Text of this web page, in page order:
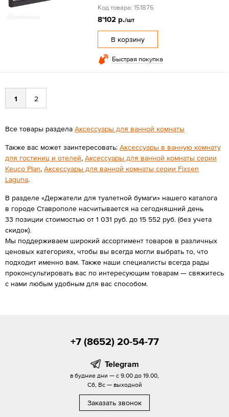
Код товара: 151876
8'102 р./шт
В корзину
Быстрая покупка
1 2
Все товары раздела Аксессуары для ванной комнаты
Также вас может заинтересовать: Аксессуары в ванную комнату
для гостиниц и отелей, Аксессуары для ванной комнаты серии
Keuco Plan, Аксессуары для ванной комнаты серии Fixsen
Laguna.
В разделе «Держатели для туалетной бумаги» нашего каталога
в городе Ставрополе насчитывается на сегодняшний день
33 позиции стоимостью от 1 031 руб. до 15 552 руб. (без учета
скидок).
Мы поддерживаем широкий ассортимент товаров в различных
ценовых категориях, чтобы вы всегда могли выбрать то, что
подходит именно вам. Также наши специалисты всегда рады
проконсультировать вас по интересующим товарам — свяжитесь
с нами любым удобным для вас способом.
+7 (8652) 20-54-77
Telegram
в будние дни — с 9.00 до 19.00,
Сб, Вс — выходной
Заказать звонок